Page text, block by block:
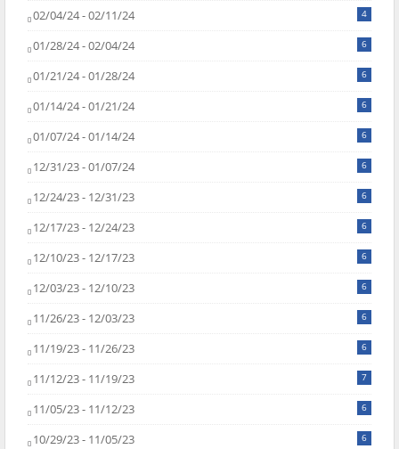
02/04/24 - 02/11/24 4
01/28/24 - 02/04/24 6
01/21/24 - 01/28/24 6
01/14/24 - 01/21/24 6
01/07/24 - 01/14/24 6
12/31/23 - 01/07/24 6
12/24/23 - 12/31/23 6
12/17/23 - 12/24/23 6
12/10/23 - 12/17/23 6
12/03/23 - 12/10/23 6
11/26/23 - 12/03/23 6
11/19/23 - 11/26/23 6
11/12/23 - 11/19/23 7
11/05/23 - 11/12/23 6
10/29/23 - 11/05/23 6